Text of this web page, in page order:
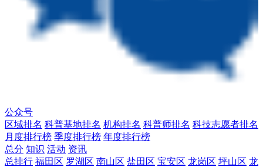
公众号
区域排名 科普基地排名 机构排名 科普师排名 科技志愿者排名
月度排行榜 季度排行榜 年度排行榜
总分 知识 活动 资讯
总排行 福田区 罗湖区 南山区 盐田区 宝安区 龙岗区 坪山区 龙